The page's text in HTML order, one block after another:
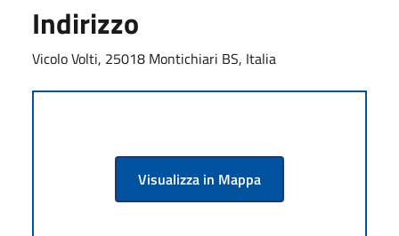
Indirizzo
Vicolo Volti, 25018 Montichiari BS, Italia
Visualizza in Mappa